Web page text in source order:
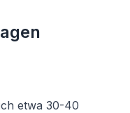
etwa 30-40